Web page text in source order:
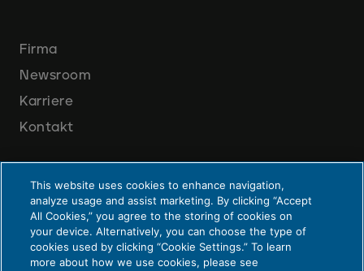
Firma
Newsroom
Karriere
Kontakt
Datenschutz und Recht
This website uses cookies to enhance navigation,
analyze usage and assist marketing. By clicking “Accept
All Cookies,” you agree to the storing of cookies on
your device. Alternatively, you can choose the type of
cookies used by clicking “Cookie Settings.” To learn
more about how we use cookies, please see